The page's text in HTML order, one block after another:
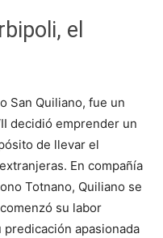
el
San Quiliano, fue un
decidió emprender un
de llevar el
En compañía
Totnano, Quiliano se
su labor
apasionada